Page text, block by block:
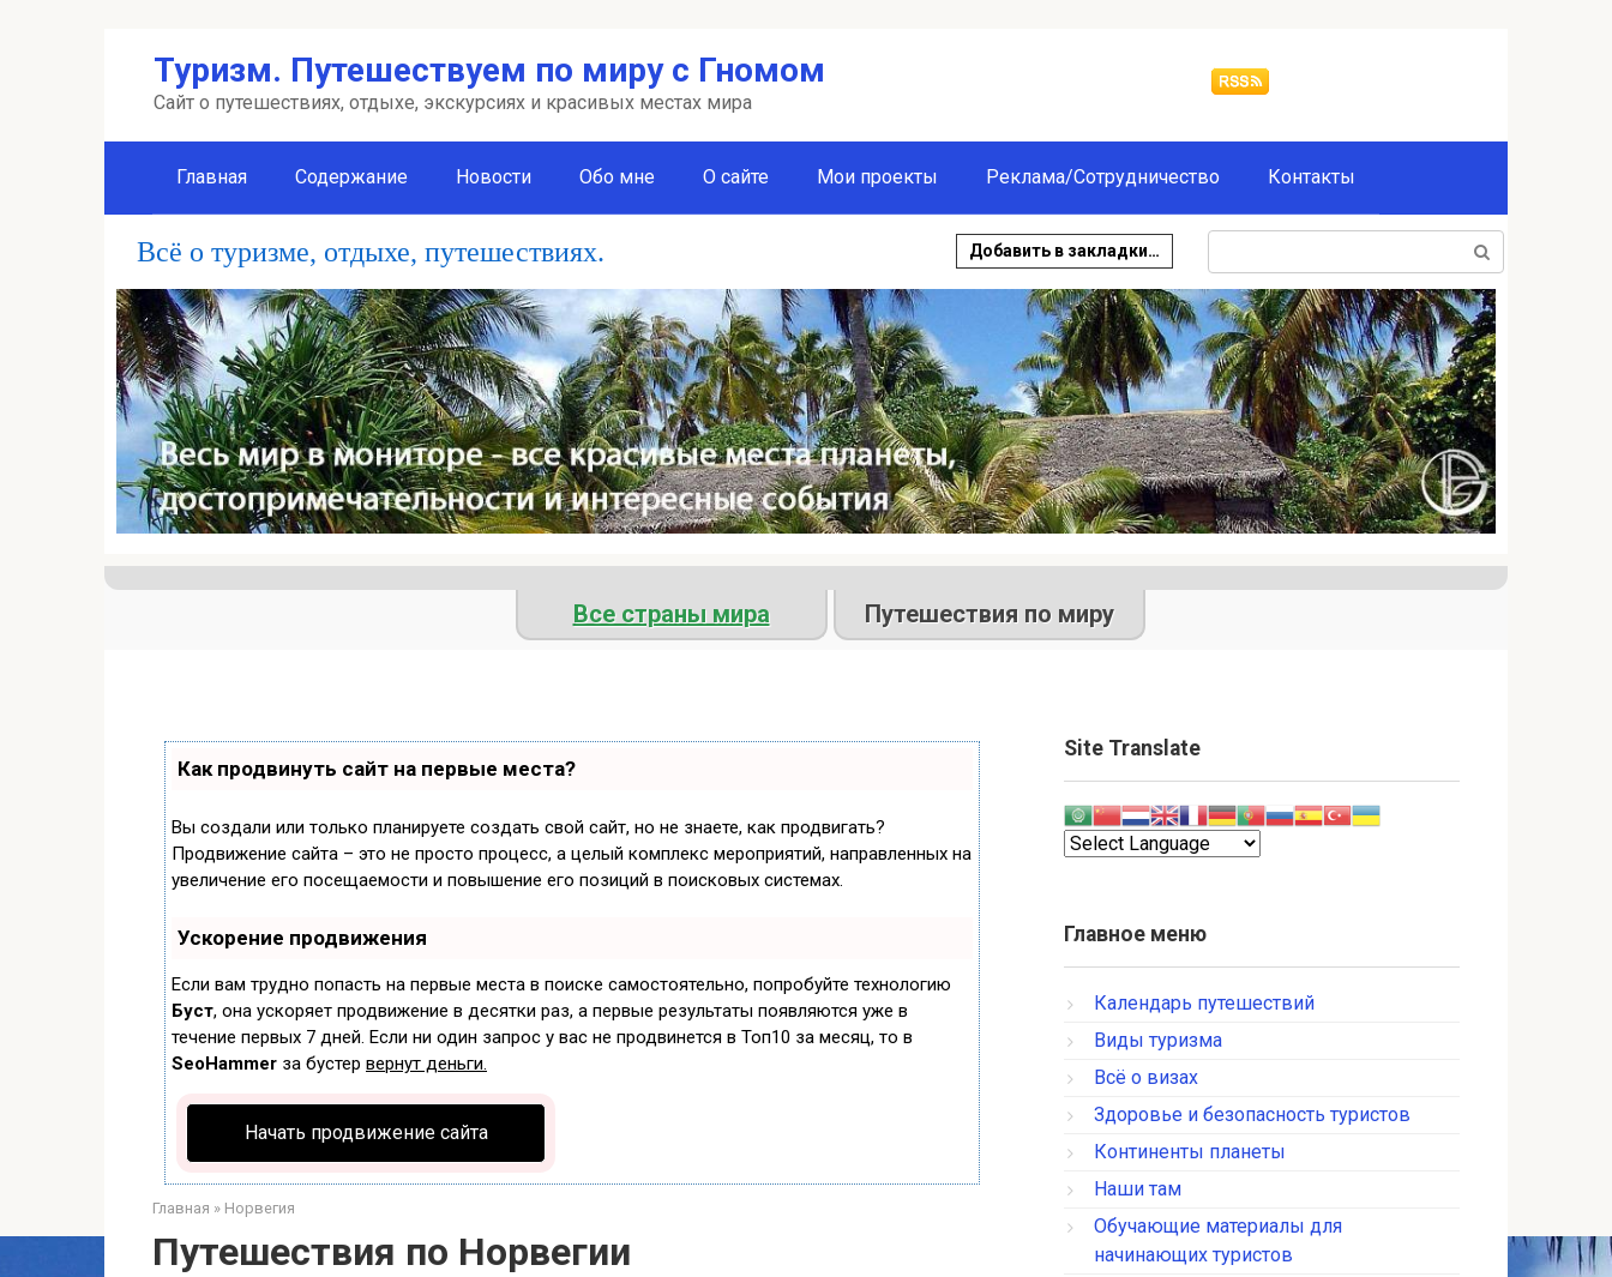
Туризм. Путешествуем по миру с Гномом
Сайт о путешествиях, отдыхе, экскурсиях и красивых местах мира
Главная Содержание Новости Обо мне О сайте Мои проекты Реклама/Сотрудничество Контакты
Всё о туризме, отдыхе, путешествиях. Добавить в закладки…
Все страны мира Путешествия по миру
Как продвинуть сайт на первые места?
Вы создали или только планируете создать свой сайт, но не знаете, как продвигать?
Продвижение сайта – это не просто процесс, а целый комплекс мероприятий, направленных на
увеличение его посещаемости и повышение его позиций в поисковых системах.
Ускорение продвижения
Если вам трудно попасть на первые места в поиске самостоятельно, попробуйте технологию
Буст, она ускоряет продвижение в десятки раз, а первые результаты появляются уже в
течение первых 7 дней. Если ни один запрос у вас не продвинется в Топ10 за месяц, то в
SeoHammer за бустер вернут деньги.
Начать продвижение сайта
Главная » Норвегия
Путешествия по Норвегии
Site Translate
Главное меню
Календарь путешествий
Виды туризма
Всё о визах
Здоровье и безопасность туристов
Континенты планеты
Наши там
Обучающие материалы для
начинающих туристов